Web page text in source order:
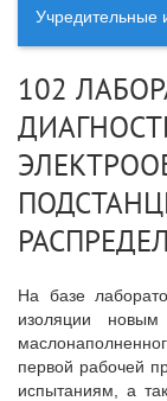
Учредительные
102
На базе
изоляции
первой рабочей
испытаниям, а